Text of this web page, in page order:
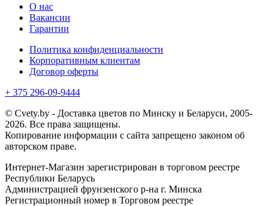
О нас
Вакансии
Гарантии
Политика конфиденциальности
Корпоративным клиентам
Договор оферты
+ 375 296-09-9444
© Cvety.by - Доставка цветов по Минску и Беларуси, 2005-
2026. Все права защищены.
Копирование информации с сайта запрещено законом об
авторском праве.
Интернет-Магазин зарегистрирован в торговом реестре
Республики Беларусь
Администрацией фрунзенского р-на г. Минска
Регистрационный номер в Торговом реестре